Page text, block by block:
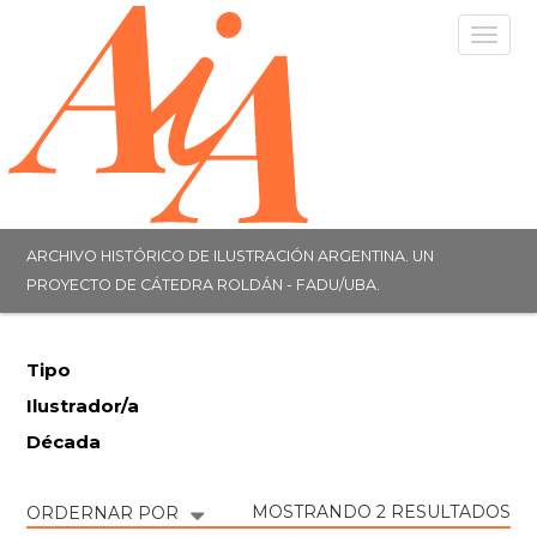
ARCHIVO HISTÓRICO DE ILUSTRACIÓN ARGENTINA. UN
PROYECTO DE CÁTEDRA ROLDÁN - FADU/UBA.
Tipo
Ilustrador/a
Década
ORDERNAR POR MOSTRANDO 2 RESULTADOS